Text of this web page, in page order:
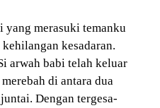
yang merasuki temanku
kesadaran.
arwah babi telah keluar
di antara dua
Dengan tergesa-